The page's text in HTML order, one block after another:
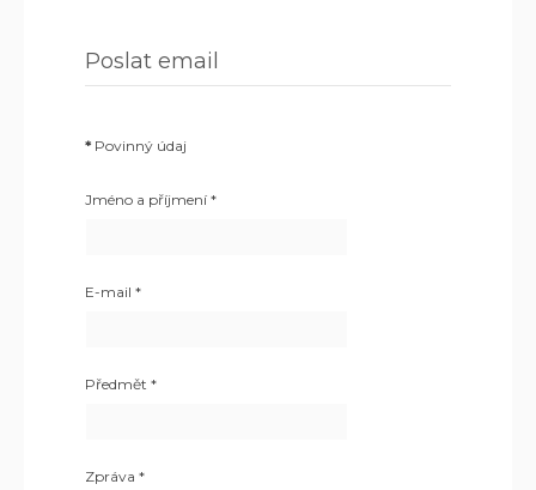
Poslat email
* Povinný údaj
Jméno a příjmení *
E-mail *
Předmět *
Zpráva *